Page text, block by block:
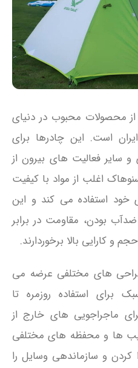
محصولات محبوب در دنیای
است. این چادرها برای
سایر فعالیت‌ های بیرون از
اغلب از مواد با کیفیت
استفاده می‌ کند و این
بودن، مقاومت در برابر
و کارایی بالا برخوردارند.
های مختلفی عرضه می‌
برای استفاده روزمره تا
ماجراجویی‌ های خارج از
ها و محفظه‌ های مختلفی
و سازماندهی وسایل را